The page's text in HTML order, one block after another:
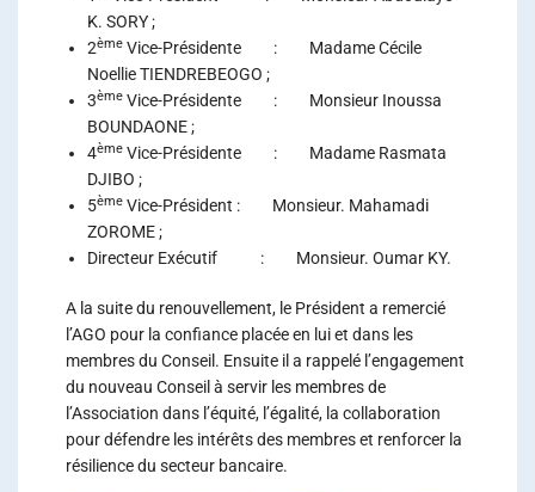
K. SORY ;
2ème Vice-Présidente : Madame Cécile
Noellie TIENDREBEOGO ;
3ème Vice-Présidente : Monsieur Inoussa
BOUNDAONE ;
4ème Vice-Présidente : Madame Rasmata
DJIBO ;
5ème Vice-Président : Monsieur. Mahamadi
ZOROME ;
Directeur Exécutif : Monsieur. Oumar KY.
A la suite du renouvellement, le Président a remercié
l’AGO pour la confiance placée en lui et dans les
membres du Conseil. Ensuite il a rappelé l’engagement
du nouveau Conseil à servir les membres de
l’Association dans l’équité, l’égalité, la collaboration
pour défendre les intérêts des membres et renforcer la
résilience du secteur bancaire.